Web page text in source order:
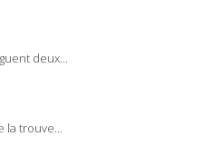
deux...
trouve...